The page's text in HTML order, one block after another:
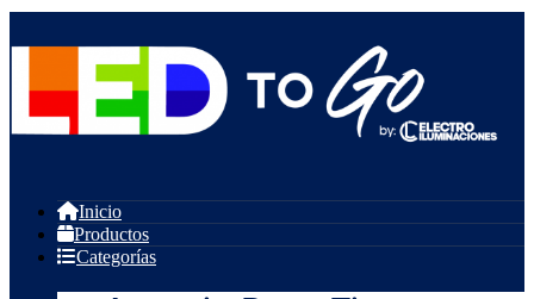
Inicio
Productos
Categorías